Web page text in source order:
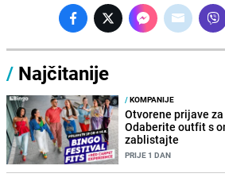
/ Najčitanije
/KOMPANIJE
Otvorene prijave
Odaberite outfit s
zablistajte
PRIJE 1 DAN